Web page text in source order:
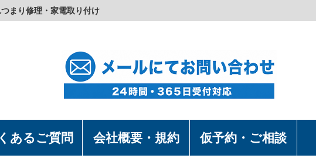
まり修理・家電取り付け
あるご質問 会社概要・規約 仮予約・ご相談